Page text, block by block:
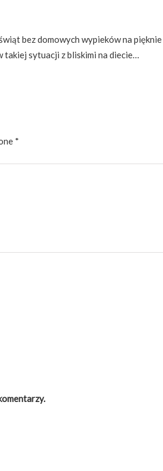
bez domowych wypieków na pięknie
sytuacji z bliskimi na diecie…
*